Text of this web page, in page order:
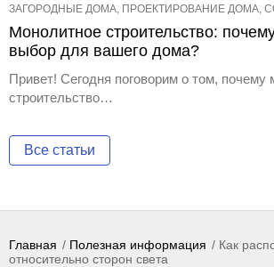
ЗАГОРОДНЫЕ ДОМА, ПРОЕКТИРОВАНИЕ ДОМА,
Монолитное строительство:
выбор для вашего дома?
Привет! Сегодня поговорим о том, почему
строительство…
Все статьи
Главная Полезная информация
Как
относительно сторон света